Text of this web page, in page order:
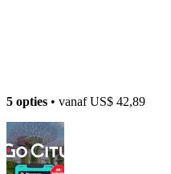
5 opties • vanafUS$ 42,89